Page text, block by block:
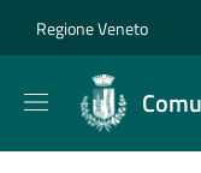
Regione Veneto